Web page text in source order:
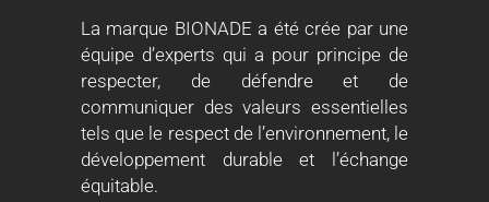
La marque BIONADE a été crée par une
équipe d’experts qui a pour principe de
respecter, de défendre et de
communiquer des valeurs essentielles
tels que le respect de l’environnement, le
développement durable et l’échange
équitable.